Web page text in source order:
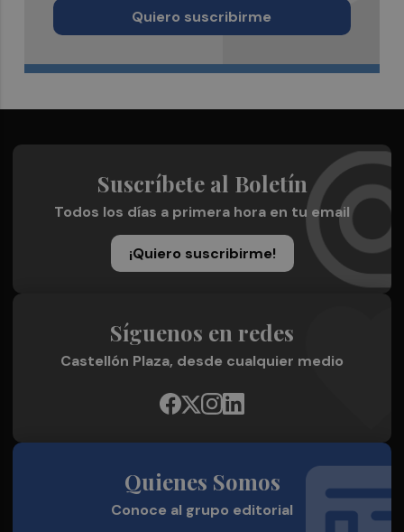
Quiero suscribirme
Suscríbete al Boletín
Todos los días a primera hora en tu email
¡Quiero suscribirme!
Síguenos en redes
Castellón Plaza, desde cualquier medio
Quienes Somos
Conoce al grupo editorial